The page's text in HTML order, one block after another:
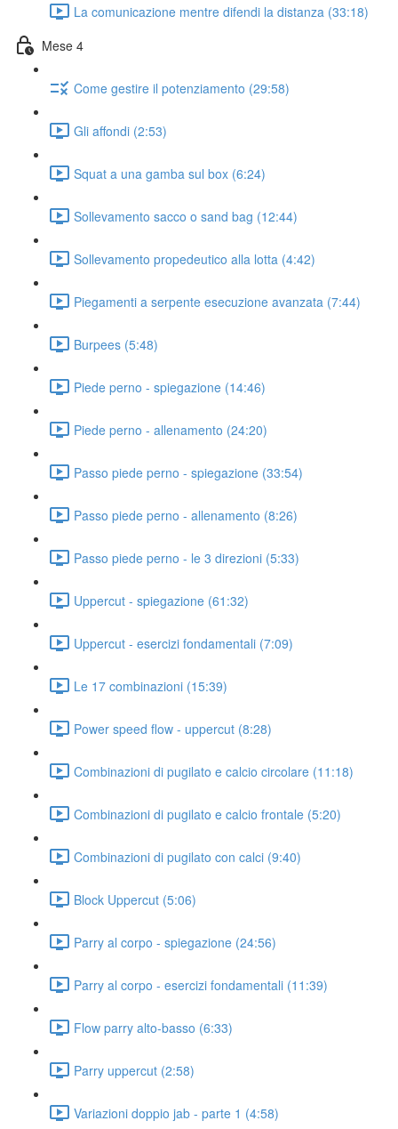
La comunicazione mentre difendi la distanza (33:18)
Mese 4
Come gestire il potenziamento (29:58)
Gli affondi (2:53)
Squat a una gamba sul box (6:24)
Sollevamento sacco o sand bag (12:44)
Sollevamento propedeutico alla lotta (4:42)
Piegamenti a serpente esecuzione avanzata (7:44)
Burpees (5:48)
Piede perno - spiegazione (14:46)
Piede perno - allenamento (24:20)
Passo piede perno - spiegazione (33:54)
Passo piede perno - allenamento (8:26)
Passo piede perno - le 3 direzioni (5:33)
Uppercut - spiegazione (61:32)
Uppercut - esercizi fondamentali (7:09)
Le 17 combinazioni (15:39)
Power speed flow - uppercut (8:28)
Combinazioni di pugilato e calcio circolare (11:18)
Combinazioni di pugilato e calcio frontale (5:20)
Combinazioni di pugilato con calci (9:40)
Block Uppercut (5:06)
Parry al corpo - spiegazione (24:56)
Parry al corpo - esercizi fondamentali (11:39)
Flow parry alto-basso (6:33)
Parry uppercut (2:58)
Variazioni doppio jab - parte 1 (4:58)